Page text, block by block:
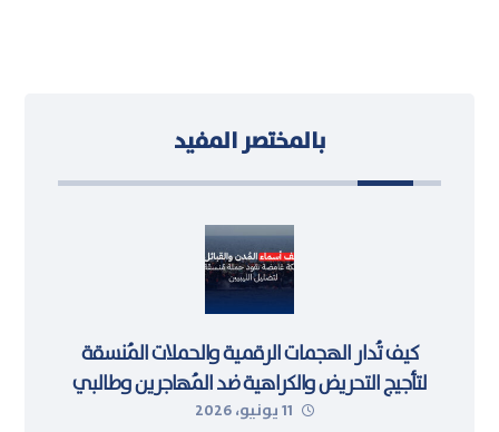
بالمختصر المفيد
كيف تُدار الهجمات الرقمية والحملات المُنسقة
لتأجيج التحريض والكراهية ضد المُهاجرين وطالبي
اللجوء في ليبيا
11 يونيو، 2026